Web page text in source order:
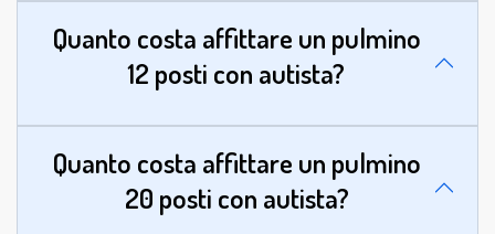
Quanto costa affittare un pulmino
12 posti con autista?
Quanto costa affittare un pulmino
20 posti con autista?